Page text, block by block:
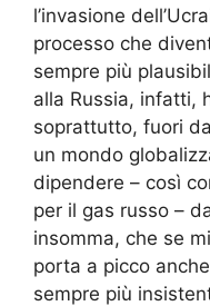
l’invasione
processo che
sempre più
alla Russia, infatti,
soprattutto, fuori
un mondo
dipendere – così
per il gas russo –
insomma, che se
porta a picco
sempre più